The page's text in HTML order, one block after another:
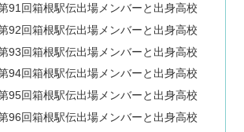
91回箱根駅伝出場メンバーと出身高校
92回箱根駅伝出場メンバーと出身高校
93回箱根駅伝出場メンバーと出身高校
94回箱根駅伝出場メンバーと出身高校
95回箱根駅伝出場メンバーと出身高校
96回箱根駅伝出場メンバーと出身高校